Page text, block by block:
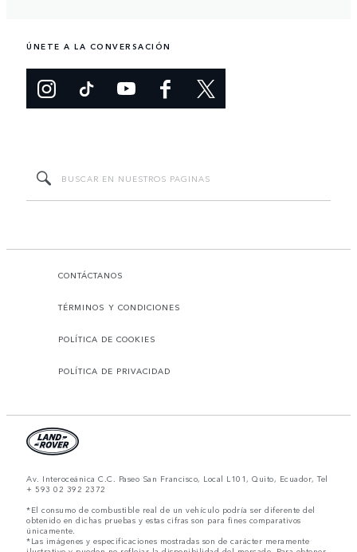
ÚNETE A LA CONVERSACIÓN
CONTÁCTANOS
TÉRMINOS Y CONDICIONES
POLÍTICA DE COOKIES
POLÍTICA DE PRIVACIDAD
Av. Interoceánica C.C. Paseo San Francisco, Local L101, Quito, Ecuador, Tel
+ 593 02 392 2372
*El consumo de combustible real de un vehículo podría ser diferente del
obtenido en dichas pruebas y estas cifras son para fines comparativos
únicamente.
*Las imágenes y especificaciones mostradas son de carácter meramente